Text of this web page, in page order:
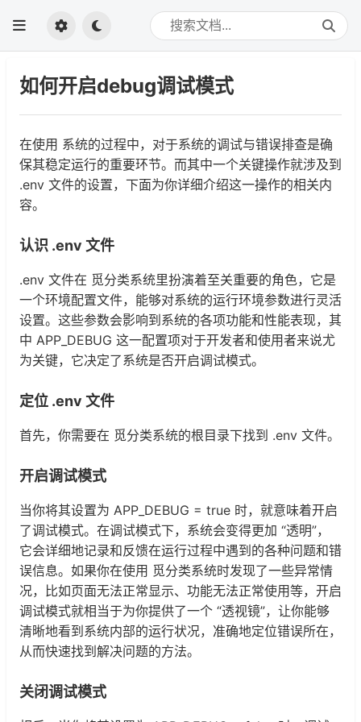
如何开启debug调试模式
在使用 系统的过程中，对于系统的调试与错误排查是确
保其稳定运行的重要环节。而其中一个关键操作就涉及到
.env 文件的设置，下面为你详细介绍这一操作的相关内
容。
认识 .env 文件
.env 文件在 觅分类系统里扮演着至关重要的角色，它是
一个环境配置文件，能够对系统的运行环境参数进行灵活
设置。这些参数会影响到系统的各项功能和性能表现，其
中 APP_DEBUG 这一配置项对于开发者和使用者来说尤
为关键，它决定了系统是否开启调试模式。
定位 .env 文件
首先，你需要在 觅分类系统的根目录下找到 .env 文件。
开启调试模式
当你将其设置为 APP_DEBUG = true 时，就意味着开启
了调试模式。在调试模式下，系统会变得更加 “透明”，
它会详细地记录和反馈在运行过程中遇到的各种问题和错
误信息。如果你在使用 觅分类系统时发现了一些异常情
况，比如页面无法正常显示、功能无法正常使用等，开启
调试模式就相当于为你提供了一个 “透视镜”，让你能够
清晰地看到系统内部的运行状况，准确地定位错误所在，
从而快速找到解决问题的方法。
关闭调试模式